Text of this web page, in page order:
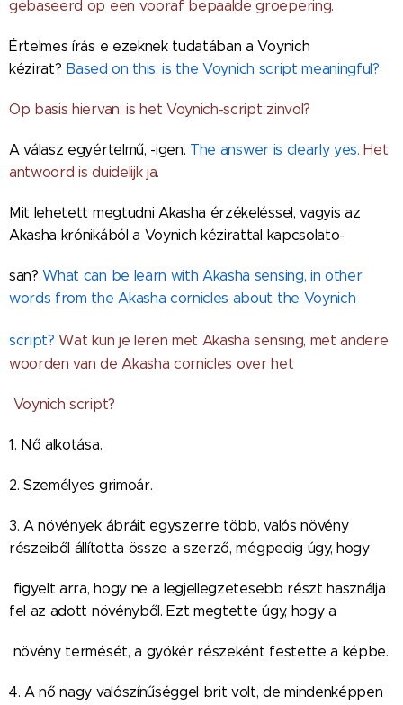
gebaseerd op een vooraf bepaalde groepering.
Értelmes írás e ezeknek tudatában a Voynich
kézirat? Based on this: is the Voynich script meaningful?
Op basis hiervan: is het Voynich-script zinvol?
A válasz egyértelmű, -igen. The answer is clearly yes.Het
antwoord is duidelijk ja.
Mit lehetett megtudni Akasha érzékeléssel, vagyis az
Akasha krónikából a Voynich kézirattal kapcsolato-
san?What can be learn with Akasha sensing, in other
words from the Akasha cornicles about the Voynich
script? Wat kun je leren met Akasha sensing, met andere
woorden van de Akasha cornicles over het
Voynich script?
1. Nő alkotása.
2. Személyes grimoár.
3. A növények ábráit egyszerre több, valós növény
részeiből állította össze a szerző, mégpedig úgy, hogy
figyelt arra, hogy ne a legjellegzetesebb részt használja
fel az adott növényből. Ezt megtette úgy, hogy a
növény termését, a gyökér részeként festette a képbe.
4. A nő nagy valószínűséggel brit volt, de mindenképpen